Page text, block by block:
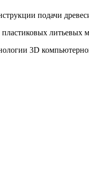
подачи
литьевых
3D